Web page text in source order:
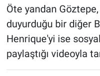
Öte yandan Göztepe,
duyurduğu bir diğer
Henrique'yi ise
paylaştığı videoyla